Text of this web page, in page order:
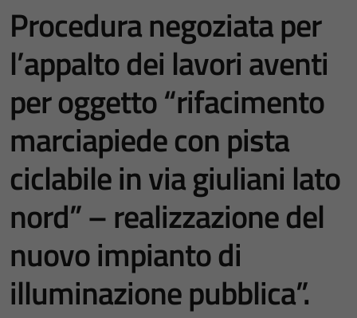
Procedura negoziata per
l’appalto dei lavori aventi
per oggetto “rifacimento
marciapiede con pista
ciclabile in via giuliani lato
nord” – realizzazione del
nuovo impianto di
illuminazione pubblica”.